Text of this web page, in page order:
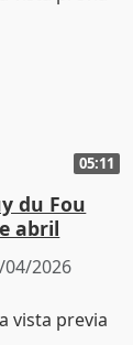
05:11
du Fou
abril
04/2026